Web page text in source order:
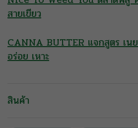
สายเขียว
CANNA BUTTER แจกสูตร เ
อร่อย เหาะ
สินค้า